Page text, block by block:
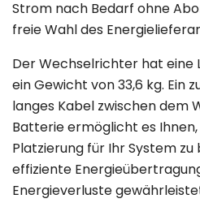
Strom nach Bedarf ohne
freie Wahl des
Der Wechselrichter hat eine
ein Gewicht von 33,6 kg. Ein
langes Kabel zwischen dem
Batterie ermöglicht es
Platzierung für Ihr System
effiziente
Energieverluste